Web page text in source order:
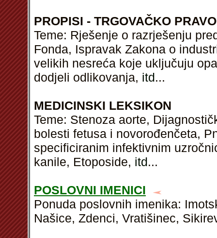
PROPISI - TRGOVAČKO PRAVO
Teme: Rješenje o razrješenju
Fonda, Ispravak Zakona o
velikih nesreća koje uključuju
dodjeli odlikovanja, itd...
MEDICINSKI LEKSIKON
Teme: Stenoza aorte,
bolesti fetusa i novorođenčeta,
specificiranim infektivnim
kanile, Etoposide, itd...
POSLOVNI IMENICI
Ponuda poslovnih imenika:
Našice, Zdenci, Vratišinec,